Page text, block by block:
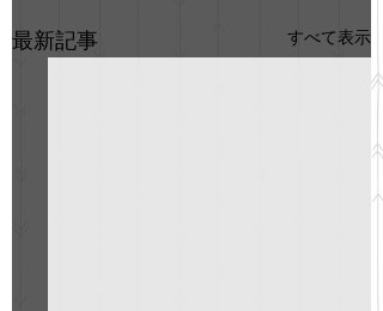
最新記事 すべて表示